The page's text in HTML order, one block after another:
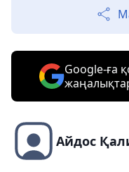
Google-ға
Айдос